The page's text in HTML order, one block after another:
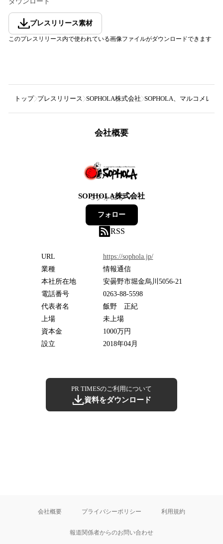
プレスリリース素材
このプレスリリース内で使われている画像ファイルがダウンロードできます
トップ プレスリリース SOPHOLA株式会社 SOPHOLA、マルコメレ
会社概要
SOPHOLA株式会社
5フォロワー
フォロー
RSS
URL
https://sophola.jp/
業種
情報通信
本社所在地
安曇野市堀金烏川5056-21
電話番号
0263-88-5598
代表者名
飯野 正紀
上場
未上場
資本金
1000万円
設立
2018年04月
PR TIMESのご利用について
資料をダウンロード
会社概要 プライバシーポリシー 利用規約
報道関係者からのお問い合わせ